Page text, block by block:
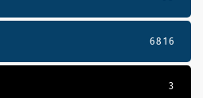
6816
3